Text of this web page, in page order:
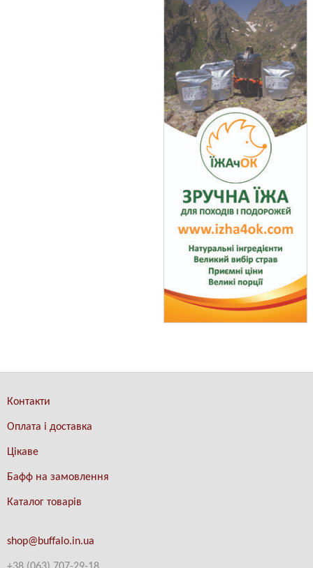
Контакти
Оплата і доставка
Цікаве
Бафф на замовлення
Каталог товарів
shop@buffalo.in.ua